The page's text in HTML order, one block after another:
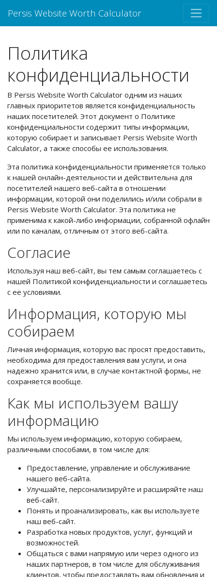
Persis Website Worth Calculator
Политика
конфиденциальности
В Persis Website Worth Calculator одним из наших
главных приоритетов является конфиденциальность
наших посетителей. Этот документ о Политике
конфиденциальности содержит типы информации,
которую собирает и записывает Persis Website Worth
Calculator, а также способы ее использования.
Эта политика конфиденциальности применяется только
к нашей онлайн-деятельности и действительна для
посетителей нашего веб-сайта в отношении
информации, которой они поделились и/или собрали в
Persis Website Worth Calculator. Эта политика не
применима к какой-либо информации, собранной офлайн
или по каналам, отличным от этого веб-сайта.
Согласие
Используя наш веб-сайт, вы тем самым соглашаетесь с
нашей Политикой конфиденциальности и соглашаетесь
с ее условиями.
Информация, которую мы
собираем
Личная информация, которую вас просят предоставить,
необходима для предоставления вам услуги, и она
надежно хранится или, в случае контактной формы, не
сохраняется вообще.
Как мы используем вашу
информацию
Мы используем информацию, которую собираем,
различными способами, в том числе для:
Предоставление, управление и обслуживание
нашего веб-сайта.
Улучшайте, персонализируйте и расширяйте наш
веб-сайт.
Понять и проанализировать, как вы используете
наш веб-сайт.
Разработка новых продуктов, услуг, функций и
возможностей.
Общаться с вами напрямую или через одного из
наших партнеров, в том числе для обслуживания
клиентов, чтобы предоставлять вам обновления и